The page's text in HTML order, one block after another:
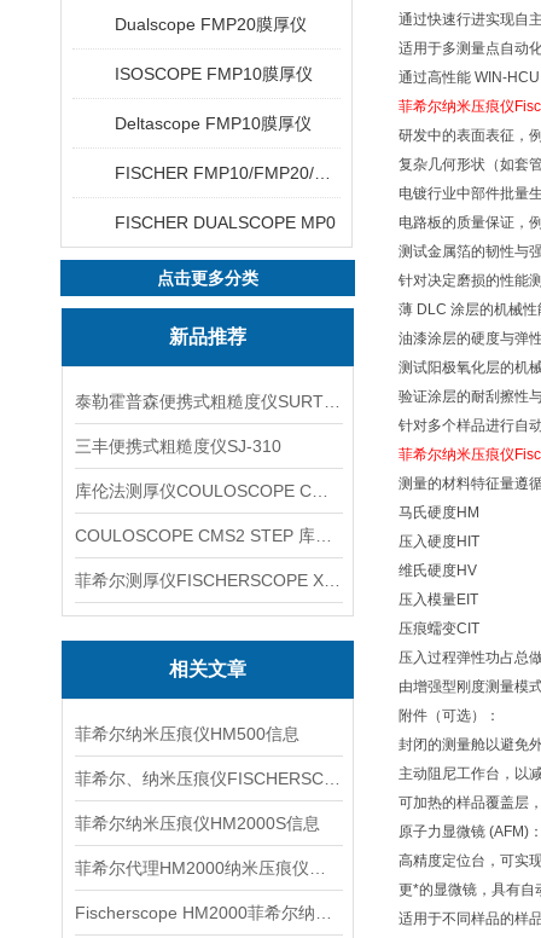
Dualscope FMP20膜厚仪
ISOSCOPE FMP10膜厚仪
Deltascope FMP10膜厚仪
FISCHER DUALSCOPE MP0
点击更多分类
新品推荐
三丰便携式粗糙度仪SJ-310
相关文章
菲希尔纳米压痕仪HM500信息
菲希尔纳米压痕仪HM2000S信息
通过快速行进实现自
适用于多测量点自动
通过高性能 WIN-
菲希尔纳米压痕仪
研发中的表面表征，
复杂几何形状（如套
电镀行业中部件批量
电路板的质量保证，
测试金属箔的韧性与
针对决定磨损的性能
薄 DLC 涂层的机械
油漆涂层的硬度与弹
测试阳极氧化层的机
验证涂层的耐刮擦性
针对多个样品进行自
菲希尔纳米压痕仪
测量的材料特征量遵
马氏硬度HM
压入硬度HIT
维氏硬度HV
压入模量EIT
压痕蠕变CIT
压入过程弹性功占总
由增强型刚度测量模
附件（可选）：
封闭的测量舱以避免
主动阻尼工作台，以
可加热的样品覆盖层
原子力显微镜 (AFM)
高精度定位台，可实
更*的显微镜，具有自
适用于不同样品的样